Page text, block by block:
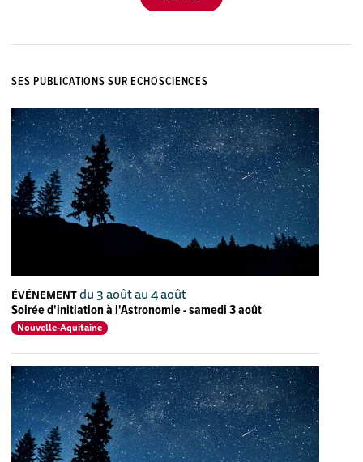
SES PUBLICATIONS SUR ECHOSCIENCES
ÉVÉNEMENTdu 3 août au 4 août
Soirée d'initiation à l'Astronomie - samedi 3 août
Nouvelle-Aquitaine